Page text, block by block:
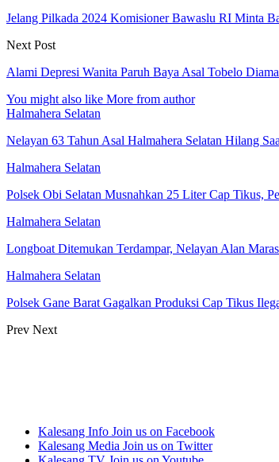
Jelang Pilkada 2024 Komisioner Bawaslu RI Minta
Next Post
Alami Depresi Wanita Paruh Baya Asal Tobelo
You might also like More from author
Halmahera Selatan
Nelayan 63 Tahun Asal Halmahera Selatan Hilang
Halmahera Selatan
Polsek Obi Selatan Musnahkan 25 Liter Cap Tikus,
Halmahera Selatan
Longboat Ditemukan Terdampar, Nelayan Alan
Halmahera Selatan
Polsek Gane Barat Gagalkan Produksi Cap Tikus
Prev Next
Kalesang Info Join us on Facebook
Kalesang Media Join us on Twitter